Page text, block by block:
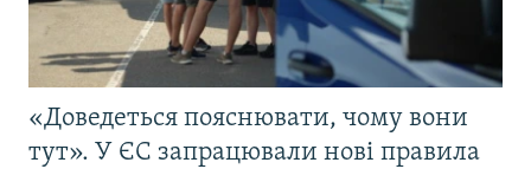
«Доведеться пояснювати, чому вони
тут». У ЄС запрацювали нові правила